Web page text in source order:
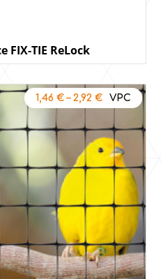
FIX-TIE ReLock
1,46 €– 2,92 €